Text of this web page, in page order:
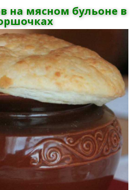
на мясном бульоне в